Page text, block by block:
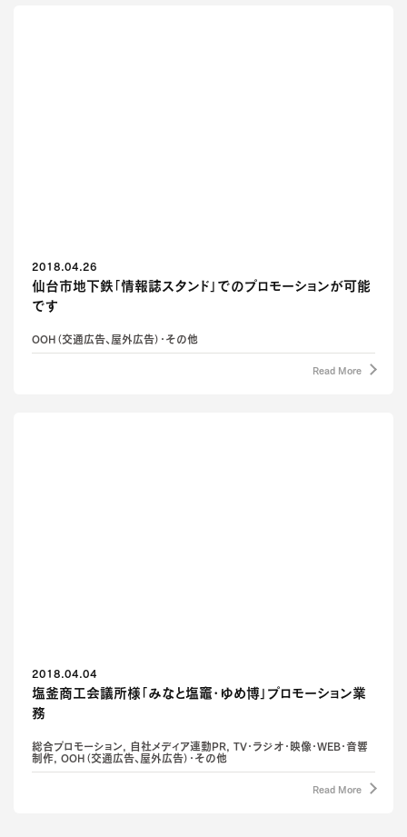
2018.04.26
仙台市地下鉄「情報誌スタンド」でのプロモーションが可能
です
OOH（交通広告、屋外広告）・その他
Read More
2018.04.04
塩釜商工会議所様「みなと塩竈・ゆめ博」プロモーション業
務
総合プロモーション, 自社メディア連動PR, TV・ラジオ・映像・WEB・音響
制作, OOH（交通広告、屋外広告）・その他
Read More